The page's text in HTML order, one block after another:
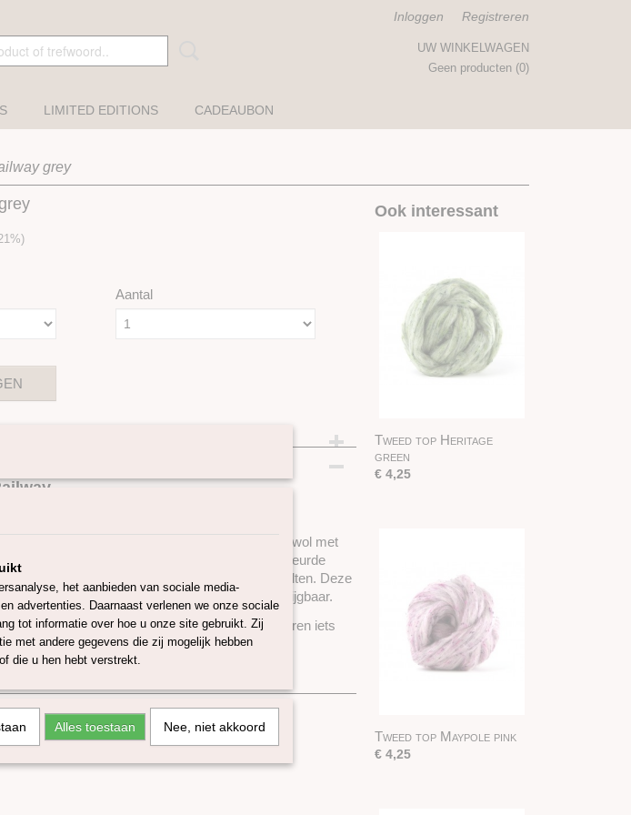
Inloggen Registreren
UW WINKELWAGEN
Geen producten (0)
LIMITED EDITIONS CADEAUBON
grey
Aantal
gemaakt van 80% Zuid-Amerikaanse natuurlijke wol met
20% gekleurde viscose, een mooie wol met gekleurde
geschikt om mee te spinnen, natvilten en droogvilten. Deze
webshop zijn nog 6 andere tweed mixen verkrijgbaar.
en beeldscherm instellingen kunnen de kleuren iets
Ook interessant
Tweed top Heritage
green
€ 4,25
Tweed top Maypole pink
€ 4,25
het aanbieden van sociale media-
advertenties. Daarnaast verlenen we onze sociale
tot informatie over hoe u onze site gebruikt. Zij
met andere gegevens die zij mogelijk hebben
die u hen hebt verstrekt.
Alles toestaan Nee, niet akkoord